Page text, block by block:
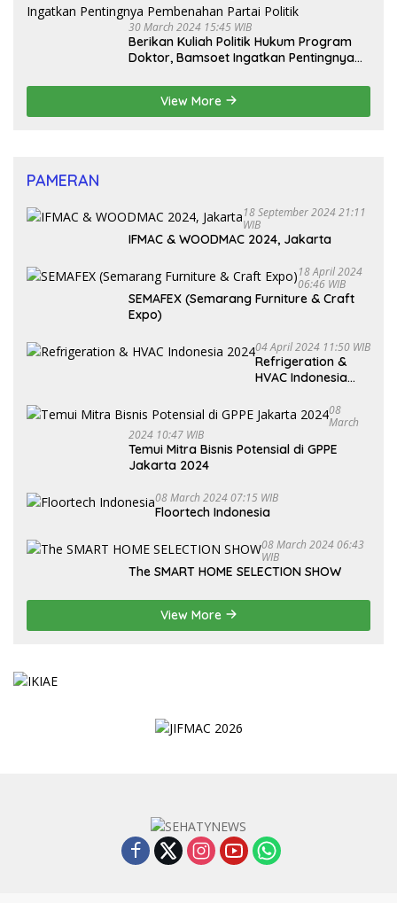
30 March 2024 15:45 WIB
Berikan Kuliah Politik Hukum Program
Doktor, Bamsoet Ingatkan Pentingnya
View More
PAMERAN
18 September 2024 21:11
WIB
IFMAC & WOODMAC 2024, Jakarta
18 April 2024
06:46 WIB
SEMAFEX (Semarang Furniture & Craft
Expo)
04 April 2024 11:50 WIB
Refrigeration &
HVAC Indonesia
08
March
2024 10:47 WIB
Temui Mitra Bisnis Potensial di GPPE
Jakarta 2024
08 March 2024 07:15 WIB
Floortech Indonesia
08 March 2024 06:43
WIB
The SMART HOME SELECTION SHOW
View More